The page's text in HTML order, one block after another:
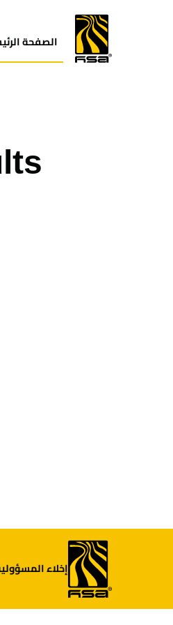
الصفحة
إخلاء